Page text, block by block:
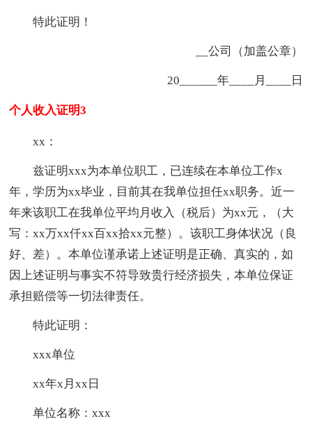
特此证明！
__公司（加盖公章）
20______年____月____日
个人收入证明3
xx：
兹证明xxx为本单位职工，已连续在本单位工作x
年，学历为xx毕业，目前其在我单位担任xx职务。近一
年来该职工在我单位平均月收入（税后）为xx元，（大
写：xx万xx仟xx百xx拾xx元整）。该职工身体状况（良
好、差）。本单位谨承诺上述证明是正确、真实的，如
因上述证明与事实不符导致贵行经济损失，本单位保证
承担赔偿等一切法律责任。
特此证明：
xxx单位
xx年x月xx日
单位名称：xxx